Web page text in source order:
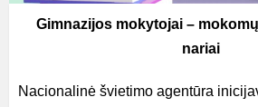
Gimnazijos mokytojai –
nariai
Nacionalinė švietimo agentūra